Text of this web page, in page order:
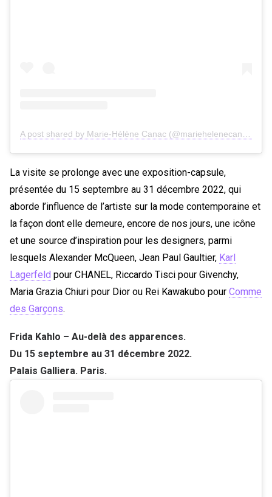
A post shared by Marie-Hélène Canac (@mariehelenecanac)
La visite se prolonge avec une exposition-capsule,
présentée du 15 septembre au 31 décembre 2022, qui
aborde l’influence de l’artiste sur la mode contemporaine et
la façon dont elle demeure, encore de nos jours, une icône
et une source d’inspiration pour les designers, parmi
lesquels Alexander McQueen, Jean Paul Gaultier, Karl
Lagerfeld pour CHANEL, Riccardo Tisci pour Givenchy,
Maria Grazia Chiuri pour Dior ou Rei Kawakubo pour Comme
des Garçons.
Frida Kahlo – Au-delà des apparences.
Du 15 septembre au 31 décembre 2022.
Palais Galliera. Paris.